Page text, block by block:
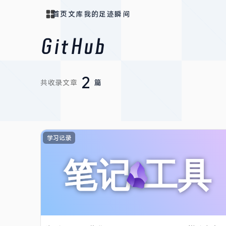
首页 文库我的足迹瞬间
GitHub
共收录文章 2 篇
学习记录